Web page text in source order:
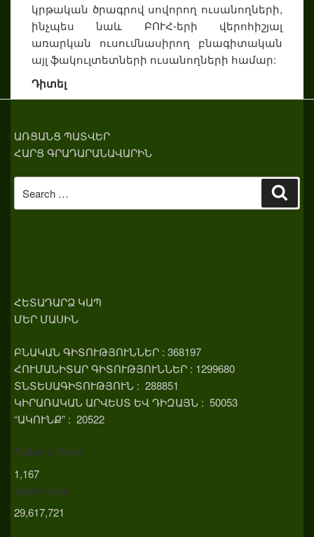
կրթական ծրագրով սովորող ուսանողների,
ինչպես նաև ԲՈՒՀ-երի վերոհիշյալ
առարկան ուսումնասիրող բնագիտական
այլ ֆակուլտետների ուսանողների համար:
Դիտել
ԱՌՑԱՆՑ ՊԱՏՎԵՐ
ՀԱՐՑ ԳՐԱԴԱՐԱՆԱՎԱՐԻՆ
for:
ՀԵՏԱԴԱՐՁ ԿԱՊ
ՄԵՐ ՄԱՍԻՆ
ԲՆԱԿԱՆ ԳԻՏՈՒԹՅՈՒՆՆԵՐ : 368197
ՀՈՒՄԱՆԻՏԱՐ ԳԻՏՈՒԹՅՈՒՆՆԵՐ : 1299680
ՏՆՏԵՍԱԳԻՏՈՒԹՅՈՒՆ : 288851
ԿԻՐԱՌԱԿԱՆ ԱՐՎԵՍՏ ԵՎ ԴԻԶԱՅՆ : 50053
“ԱԿՈՒՆՔ” : 20522
Today's Visits:
1,167
Total Visits:
29,617,721